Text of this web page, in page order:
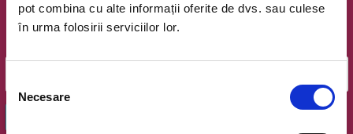
pot combina cu alte informații oferite de dvs. sau culese
în urma folosirii serviciilor lor.
consimțământului
Necesare
Oferte exclusive si o editie saptamanala cu cele mai noi
evenimente.